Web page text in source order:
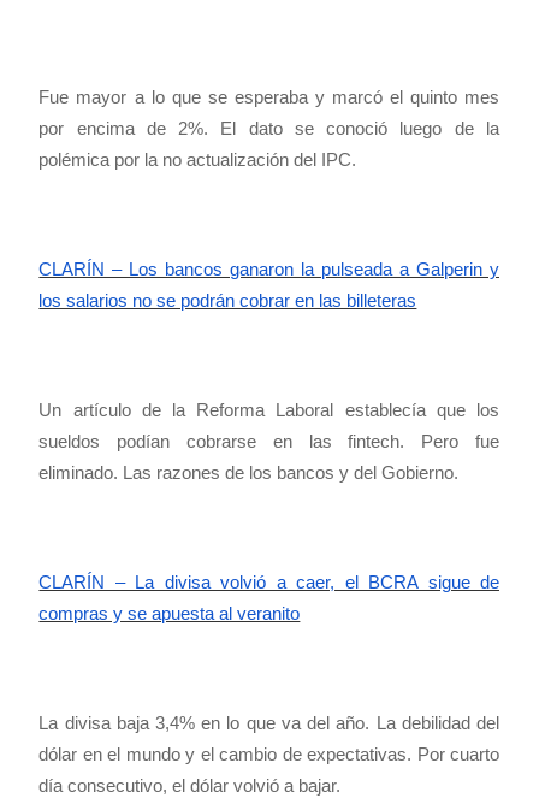
Fue mayor a lo que se esperaba y marcó el quinto mes
por encima de 2%. El dato se conoció luego de la
polémica por la no actualización del IPC.
CLARÍN – Los bancos ganaron la pulseada a Galperin y
los salarios no se podrán cobrar en las billeteras
Un artículo de la Reforma Laboral establecía que los
sueldos podían cobrarse en las fintech. Pero fue
eliminado. Las razones de los bancos y del Gobierno.
CLARÍN – La divisa volvió a caer, el BCRA sigue de
compras y se apuesta al veranito
La divisa baja 3,4% en lo que va del año. La debilidad del
dólar en el mundo y el cambio de expectativas. Por cuarto
día consecutivo, el dólar volvió a bajar.